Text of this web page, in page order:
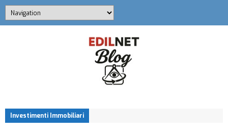
Investimenti Immobiliari